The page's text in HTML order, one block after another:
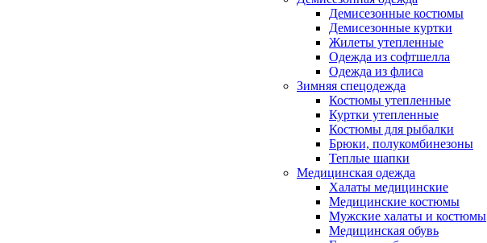
Демисезонные костюмы
Демисезонные куртки
Жилеты утепленные
Одежда из софтшелла
Одежда из флиса
Зимняя спецодежда
Костюмы утепленные
Куртки утепленные
Костюмы для рыбалки
Брюки, полукомбинезоны
Теплые шапки
Медицинская одежда
Халаты медицинские
Медицинские костюмы
Мужские халаты и костюмы
Медицинская обувь